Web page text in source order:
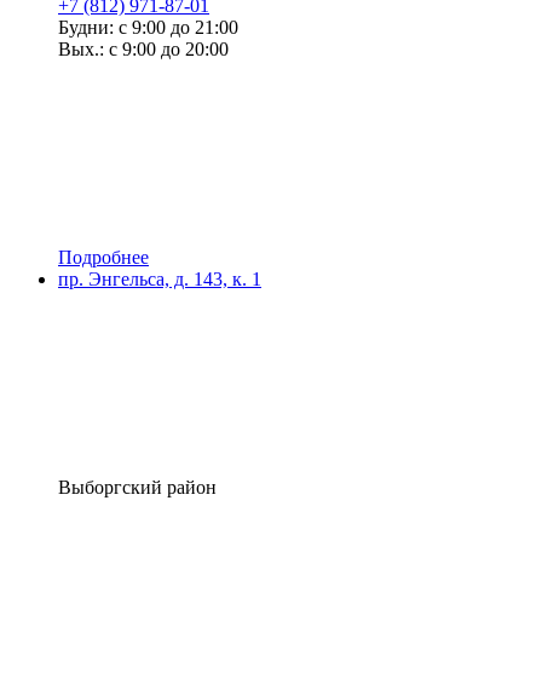
+7 (812) 971-87-01
Будни: с 9:00 до 21:00
Вых.: с 9:00 до 20:00
Подробнее
пр. Энгельса, д. 143, к. 1
Выборгский район